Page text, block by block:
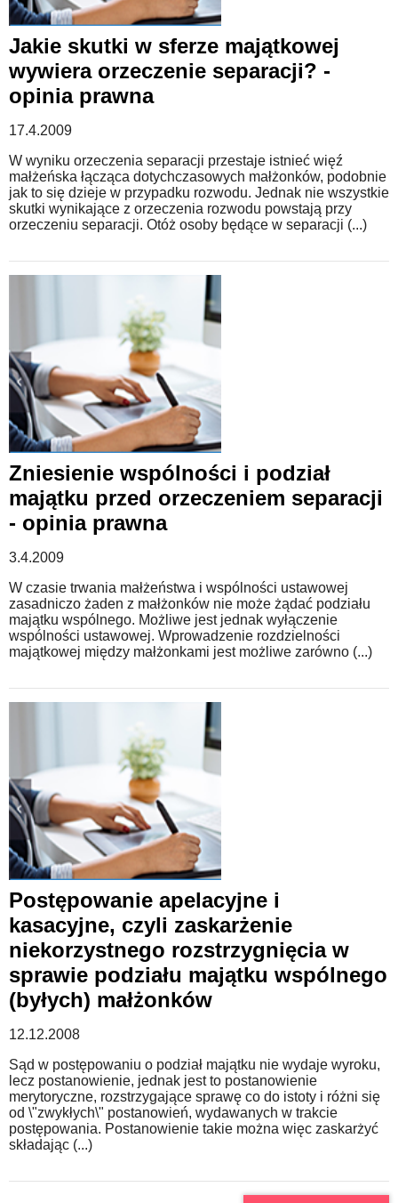
Jakie skutki w sferze majątkowej
wywiera orzeczenie separacji? -
opinia prawna
17.4.2009
W wyniku orzeczenia separacji przestaje istnieć więź
małżeńska łącząca dotychczasowych małżonków, podobnie
jak to się dzieje w przypadku rozwodu. Jednak nie wszystkie
skutki wynikające z orzeczenia rozwodu powstają przy
orzeczeniu separacji. Otóż osoby będące w separacji (...)
Zniesienie wspólności i podział
majątku przed orzeczeniem separacji
- opinia prawna
3.4.2009
W czasie trwania małżeństwa i wspólności ustawowej
zasadniczo żaden z małżonków nie może żądać podziału
majątku wspólnego. Możliwe jest jednak wyłączenie
wspólności ustawowej. Wprowadzenie rozdzielności
majątkowej między małżonkami jest możliwe zarówno (...)
Postępowanie apelacyjne i
kasacyjne, czyli zaskarżenie
niekorzystnego rozstrzygnięcia w
sprawie podziału majątku wspólnego
(byłych) małżonków
12.12.2008
Sąd w postępowaniu o podział majątku nie wydaje wyroku,
lecz postanowienie, jednak jest to postanowienie
merytoryczne, rozstrzygające sprawę co do istoty i różni się
od \"zwykłych\" postanowień, wydawanych w trakcie
postępowania. Postanowienie takie można więc zaskarżyć
składając (...)